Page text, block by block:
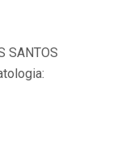
SANTOS